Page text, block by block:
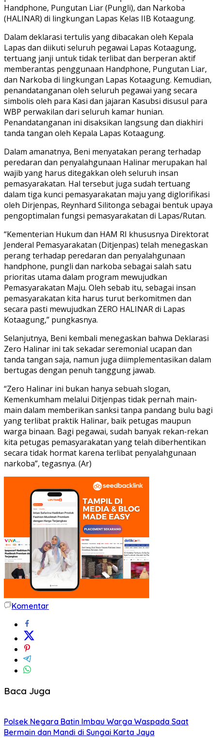
Handphone, Pungutan Liar (Pungli), dan Narkoba
(HALINAR) di lingkungan Lapas Kelas IIB Kotaagung.
Dalam deklarasi tertulis yang dibacakan oleh Kepala
Lapas dan diikuti seluruh pegawai Lapas Kotaagung,
tertuang janji untuk tidak terlibat dan berperan aktif
memberantas penggunaan Handphone, Pungutan Liar,
dan Narkoba di lingkungan Lapas Kotaagung. Kemudian,
penandatanganan oleh seluruh pegawai yang secara
simbolis oleh para Kasi dan jajaran Kasubsi disusul para
WBP perwakilan dari seluruh kamar hunian.
Penandatanganan ini disaksikan langsung dan diakhiri
tanda tangan oleh Kepala Lapas Kotaagung.
Dalam amanatnya, Beni menyatakan perang terhadap
peredaran dan penyalahgunaan Halinar merupakan hal
wajib yang harus ditegakkan oleh seluruh insan
pemasyarakatan. Hal tersebut juga sudah tertuang
dalam tiga kunci pemasyarakatan maju yang diglorifikasi
oleh Dirjenpas, Reynhard Silitonga sebagai bentuk upaya
pengoptimalan fungsi pemasyarakatan di Lapas/Rutan.
“Kementerian Hukum dan HAM RI khususnya Direktorat
Jenderal Pemasyarakatan (Ditjenpas) telah menegaskan
perang terhadap peredaran dan penyalahgunaan
handphone, pungli dan narkoba sebagai salah satu
prioritas utama dalam program mewujudkan
Pemasyarakatan Maju. Oleh sebab itu, sebagai insan
pemasyarakatan kita harus turut berkomitmen dan
secara pasti mewujudkan ZERO HALINAR di Lapas
Kotaagung,” pungkasnya.
Selanjutnya, Beni kembali menegaskan bahwa Deklarasi
Zero Halinar ini tak sekadar seremonial ucapan dan
tanda tangan saja, namun juga diimplementasikan dalam
bertugas dengan penuh tanggung jawab.
“Zero Halinar ini bukan hanya sebuah slogan,
Kemenkumham melalui Ditjenpas tidak pernah main-
main dalam memberikan sanksi tanpa pandang bulu bagi
yang terlibat praktik Halinar, baik petugas maupun
warga binaan. Bagi pegawai, sudah banyak rekan-rekan
kita petugas pemasyarakatan yang telah diberhentikan
secara tidak hormat karena terlibat penyalahgunaan
narkoba”, tegasnya. (Ar)
Komentar
Baca Juga
Polsek Negara Batin Imbau Warga Waspada Saat
Bermain dan Mandi di Sungai Karta Jaya